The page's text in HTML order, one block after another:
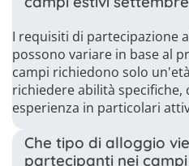
I requisiti di partecipazione
possono variare in base al
campi richiedono solo
richiedere abilità specifiche,
esperienza in particolari
Che tipo di alloggio
partecipanti nei